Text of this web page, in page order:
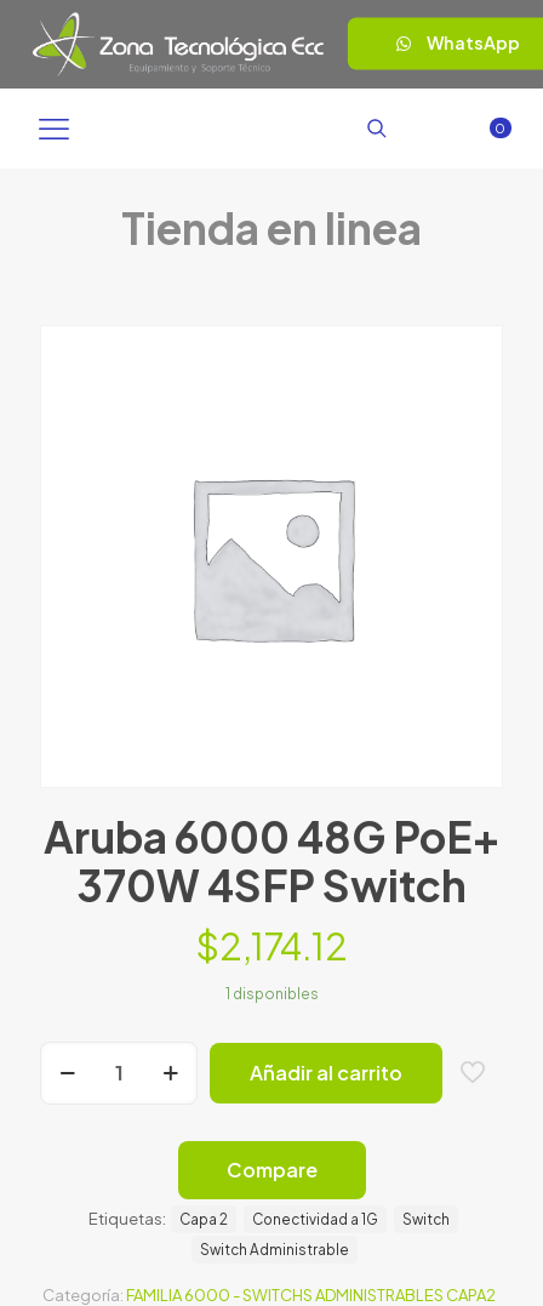
WhatsApp
0
Tienda en linea
Aruba 6000 48G PoE+
370W 4SFP Switch
$2,174.12
1 disponibles
6000
cantidad
Añadir al carrito
Compare
Categoría:FAMILIA 6000 - SWITCHS ADMINISTRABLES CAPA2
Etiquetas: Capa 2 Conectividad a 1G
Switch
Switch Administrable